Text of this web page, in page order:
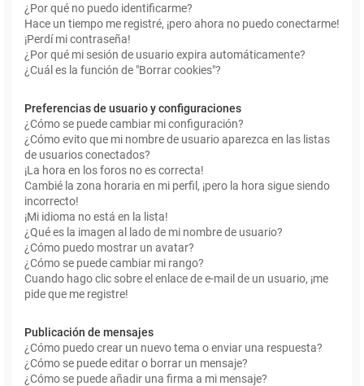
¿Por qué no puedo identificarme?
Hace un tiempo me registré, ¡pero ahora no puedo conectarme!
¡Perdí mi contraseña!
¿Por qué mi sesión de usuario expira automáticamente?
¿Cuál es la función de "Borrar cookies"?
Preferencias de usuario y configuraciones
¿Cómo se puede cambiar mi configuración?
¿Cómo evito que mi nombre de usuario aparezca en las listas
de usuarios conectados?
¡La hora en los foros no es correcta!
Cambié la zona horaria en mi perfil, ¡pero la hora sigue siendo
incorrecto!
¡Mi idioma no está en la lista!
¿Qué es la imagen al lado de mi nombre de usuario?
¿Cómo puedo mostrar un avatar?
¿Cómo se puede cambiar mi rango?
Cuando hago clic sobre el enlace de e-mail de un usuario, ¡me
pide que me registre!
Publicación de mensajes
¿Cómo puedo crear un nuevo tema o enviar una respuesta?
¿Cómo se puede editar o borrar un mensaje?
¿Cómo se puede añadir una firma a mi mensaje?